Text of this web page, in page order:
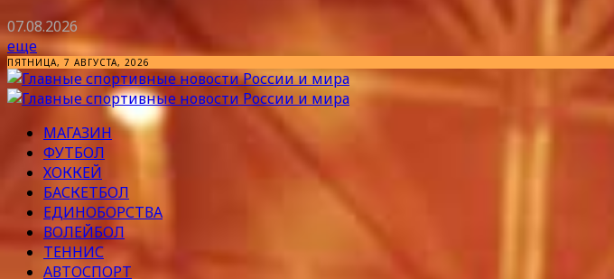
07.08.2026
еще
ПЯТНИЦА, 7 АВГУСТА, 2026
МАГАЗИН
ФУТБОЛ
ХОККЕЙ
БАСКЕТБОЛ
ЕДИНОБОРСТВА
ВОЛЕЙБОЛ
ТЕННИС
АВТОСПОРТ